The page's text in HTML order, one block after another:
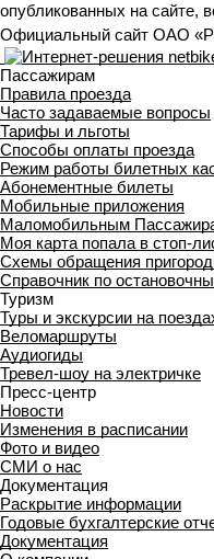
опубликованных на сайте,
Официальный сайт ОАО
Пассажирам
Правила проезда
Часто задаваемые вопросы
Тарифы и льготы
Способы оплаты проезда
Режим работы билетных
Абонементные билеты
Мобильные приложения
Маломобильным
Моя карта попала в стоп-
Cхемы обращения
Справочник по
Туризм
Туры и экскурсии на
Веломаршруты
Аудиогиды
Тревел-шоу на электричке
Пресс-центр
Новости
Изменения в расписании
Фото и видео
СМИ о нас
Документация
Раскрытие информации
Годовые бухгалтерские
Документация